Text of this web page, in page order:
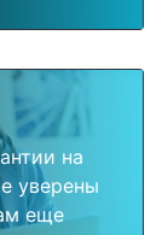
на
уверены
еще